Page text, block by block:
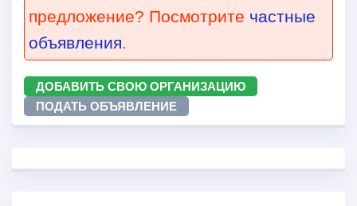
предложение? Посмотрите частные
объявления.
ДОБАВИТЬ СВОЮ ОРГАНИЗАЦИЮ
ПОДАТЬ ОБЪЯВЛЕНИЕ